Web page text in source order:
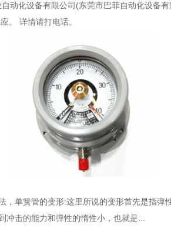
动化设备有限公司(东莞市巴菲自动化设备
。 详情请打电话。
，单簧管的变形:这里所说的变形首先是指
击的能力和弹性的惰性小，也就是...